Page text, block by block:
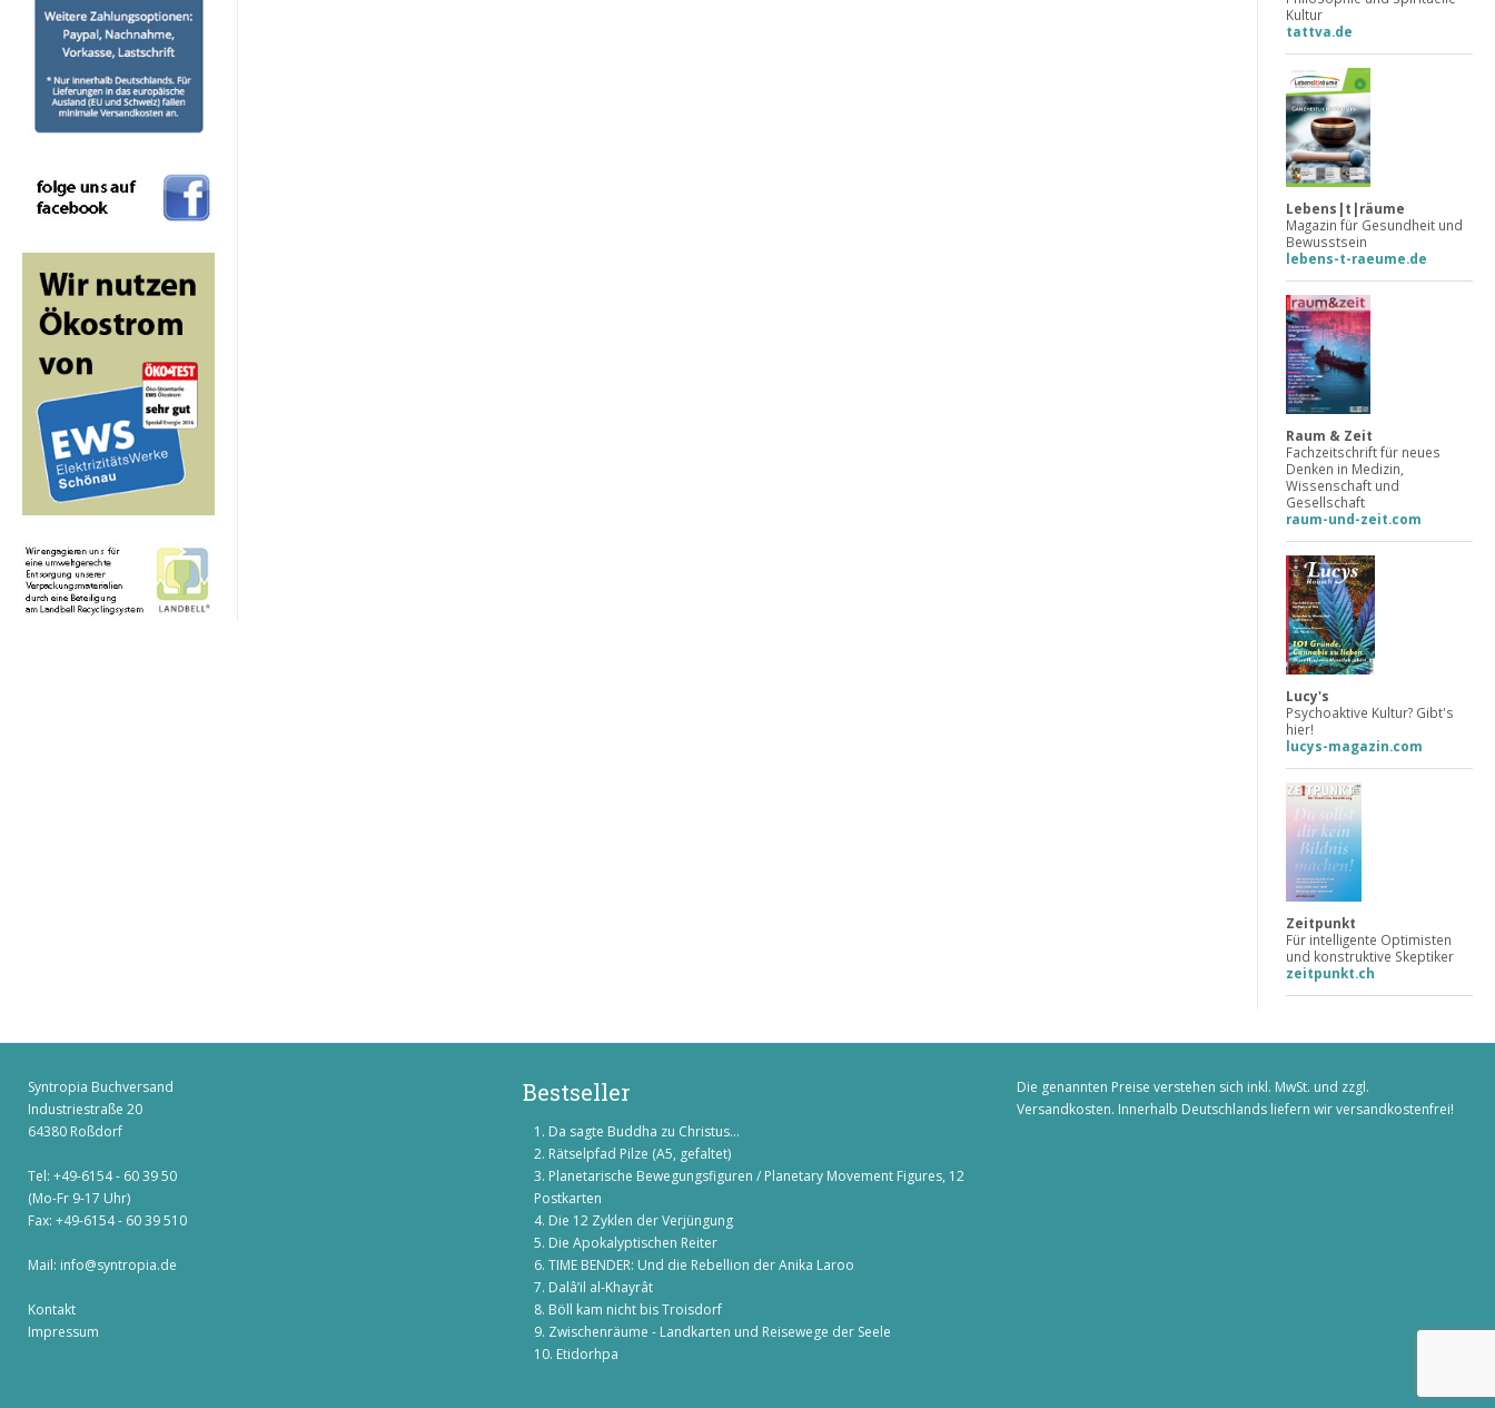
Kultur
tattva.de
Lebens|t|räume
Magazin für Gesundheit und
Bewusstsein
lebens-t-raeume.de
Raum & Zeit
Fachzeitschrift für neues
Denken in Medizin,
Wissenschaft und
Gesellschaft
raum-und-zeit.com
Lucy's
Psychoaktive Kultur? Gibt's
hier!
lucys-magazin.com
Zeitpunkt
Für intelligente Optimisten
und konstruktive Skeptiker
zeitpunkt.ch
Syntropia Buchversand
Industriestraße 20
64380 Roßdorf
Tel: +49-6154 - 60 39 50
(Mo-Fr 9-17 Uhr)
Fax: +49-6154 - 60 39 510
Mail: info@syntropia.de
Kontakt
Impressum
Bestseller
Da sagte Buddha zu Christus...
Rätselpfad Pilze (A5, gefaltet)
Planetarische Bewegungsfiguren / Planetary Movement Figures, 12
Postkarten
Die 12 Zyklen der Verjüngung
Die Apokalyptischen Reiter
TIME BENDER: Und die Rebellion der Anika Laroo
Dalâ’il al-Khayrât
Böll kam nicht bis Troisdorf
Zwischenräume - Landkarten und Reisewege der Seele
Etidorhpa
Die genannten Preise verstehen sich inkl. MwSt. und zzgl.
Versandkosten. Innerhalb Deutschlands liefern wir versandkostenfrei!